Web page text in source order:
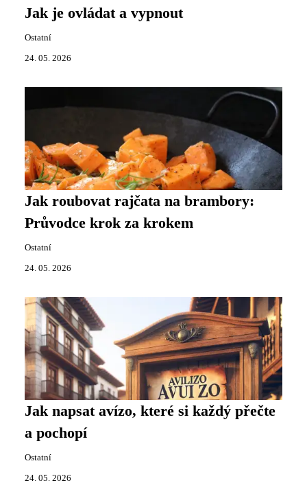
Jak je ovládat a vypnout
Ostatní
24. 05. 2026
Jak roubovat rajčata na brambory:
Průvodce krok za krokem
Ostatní
24. 05. 2026
Jak napsat avízo, které si každý přečte
a pochopí
Ostatní
24. 05. 2026